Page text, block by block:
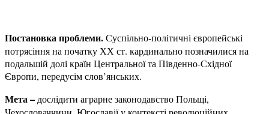
Постановка проблеми.Суспільно-політичні європейські
потрясіння на початку ХХ ст. кардинально позначилися на
подальшій долі країн Центральної та Південно-Східної
Європи, передусім слов’янських.
Мета–дослідити аграрне законодавство Польщі,